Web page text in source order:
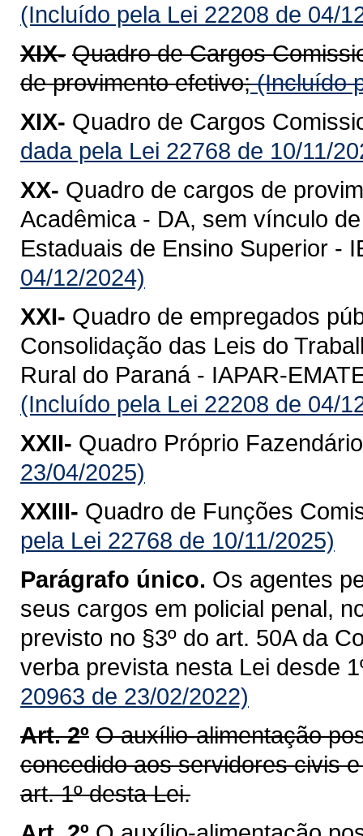
(Incluído pela Lei 22208 de 04/
XIX- Quadro de Cargos
de provimento efetivo;(Incluído
XIX- Quadro de Cargos
dada pela Lei 22768 de 10/11/
XX- Quadro de cargos de
Acadêmica - DA, sem vínculo
Estaduais de Ensino Superior -
04/12/2024)
XXI- Quadro de empregados
Consolidação das Leis do
Rural do Paraná - IAPAR-
(Incluído pela Lei 22208 de 04/
XXII- Quadro Próprio
23/04/2025)
XXIII- Quadro de Funções
pela Lei 22768 de 10/11/2025)
Parágrafo único. Os agentes
seus cargos em policial penal,
previsto no §3º do art. 50A da
verba prevista nesta Lei desde
20963 de 23/02/2022)
Art. 2º O auxílio-alimentação
concedido aos servidores civis
art. 1º desta Lei.